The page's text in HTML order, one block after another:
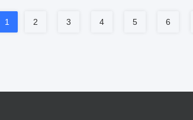
1 2 3 4 5 6